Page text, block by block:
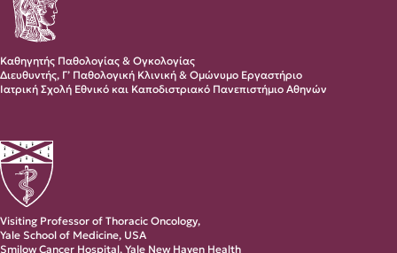
Καθηγητής Παθολογίας & Ογκολογίας
Διευθυντής, Γ’ Παθολογική Κλινική & Ομώνυμο Εργαστήριο
Ιατρική Σχολή Εθνικό και Καποδιστριακό Πανεπιστήμιο Αθηνών
Visiting Professor of Thoracic Oncology,
Yale School of Medicine, USA
Smilow Cancer Hospital, Yale New Haven Health